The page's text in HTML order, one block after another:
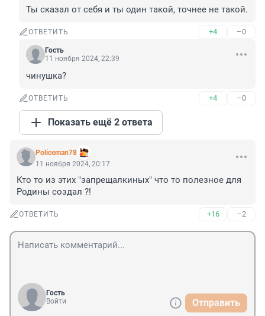
Ты сказал от себя и ты один такой, точнее не такой.
ОТВЕТИТЬ +4 –0
Гость
11 ноября 2024, 22:39
чинушка?
ОТВЕТИТЬ +4 –0
Показать ещё 2 ответа
Policeman78
11 ноября 2024, 20:17
Кто то из этих "запрещалкиных" что то полезное для
Родины создал ?!
ОТВЕТИТЬ +16 –2
Гость
Войти
Отправить